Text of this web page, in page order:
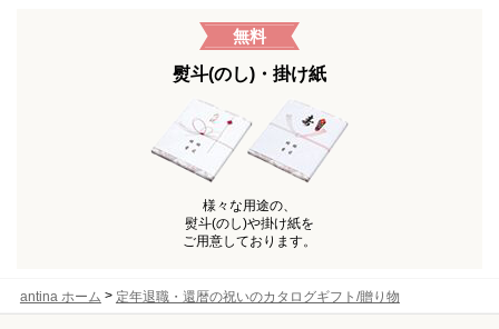
無料
熨斗(のし)・掛け紙
様々な用途の、
熨斗(のし)や掛け紙を
ご用意しております。
antina ホーム > 定年退職・還暦の祝いのカタログギフト/贈り物